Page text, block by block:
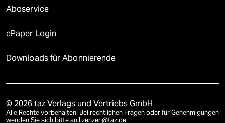
Aboservice
ePaper Login
Downloads für Abonnierende
© 2026 taz Verlags und Vertriebs GmbH
Alle Rechte vorbehalten. Bei rechtlichen Fragen oder für Genehmigungen
wenden Sie sich bitte an lizenzen@taz.de